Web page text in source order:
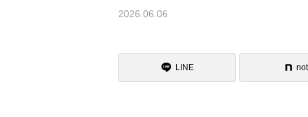
2026.06.06
LINE